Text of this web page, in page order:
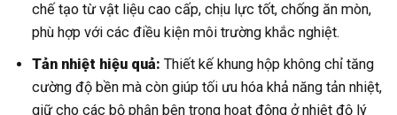
chế tạo từ vật liệu cao cấp, chịu lực tốt, chống ăn mòn,
phù hợp với các điều kiện môi trường khắc nghiệt.
Tản nhiệt hiệu quả: Thiết kế khung hộp không chỉ tăng
cường độ bền mà còn giúp tối ưu hóa khả năng tản nhiệt,
giữ cho các bộ phận bên trong hoạt động ở nhiệt độ lý